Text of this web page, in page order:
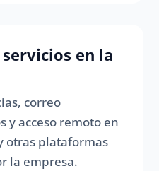
en la
correo
y acceso remoto en
otras plataformas
la empresa.